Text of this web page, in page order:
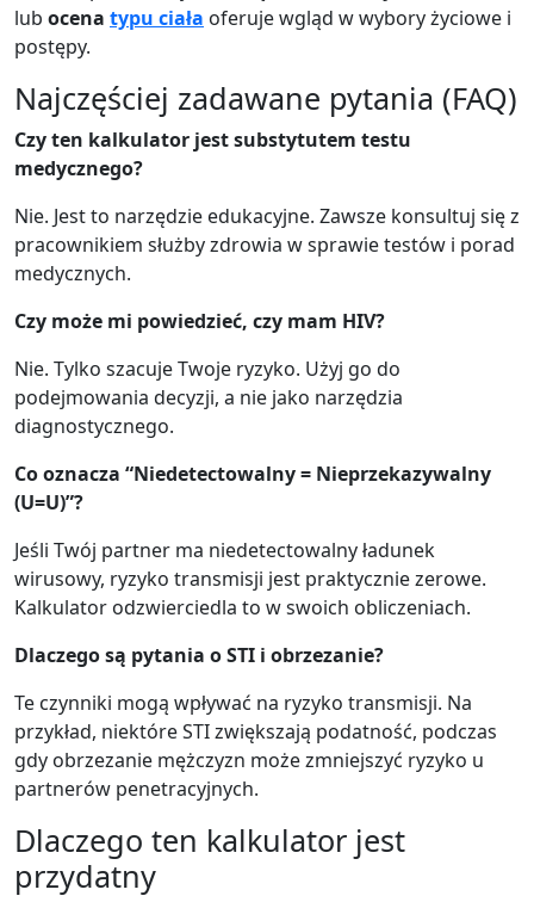
lub ocena typu ciała oferuje wgląd w wybory życiowe i
postępy.
Najczęściej zadawane pytania (FAQ)
Czy ten kalkulator jest substytutem testu
medycznego?
Nie. Jest to narzędzie edukacyjne. Zawsze konsultuj się z
pracownikiem służby zdrowia w sprawie testów i porad
medycznych.
Czy może mi powiedzieć, czy mam HIV?
Nie. Tylko szacuje Twoje ryzyko. Użyj go do
podejmowania decyzji, a nie jako narzędzia
diagnostycznego.
Co oznacza “Niedetectowalny = Nieprzekazywalny
(U=U)”?
Jeśli Twój partner ma niedetectowalny ładunek
wirusowy, ryzyko transmisji jest praktycznie zerowe.
Kalkulator odzwierciedla to w swoich obliczeniach.
Dlaczego są pytania o STI i obrzezanie?
Te czynniki mogą wpływać na ryzyko transmisji. Na
przykład, niektóre STI zwiększają podatność, podczas
gdy obrzezanie mężczyzn może zmniejszyć ryzyko u
partnerów penetracyjnych.
Dlaczego ten kalkulator jest
przydatny